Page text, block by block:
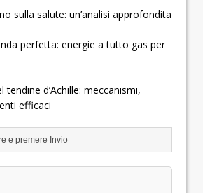
sulla salute: un’analisi approfondita
perfetta: energie a tutto gas per
d’Achille: meccanismi,
efficaci